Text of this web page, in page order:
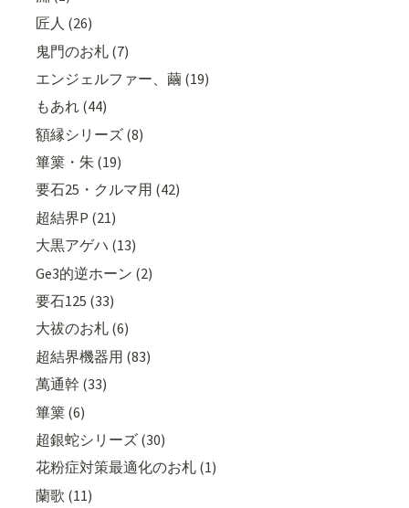
匠人 (26)
鬼門のお札 (7)
エンジェルファー、繭 (19)
もあれ (44)
額縁シリーズ (8)
篳篥・朱 (19)
要石25・クルマ用 (42)
超結界P (21)
大黒アゲハ (13)
Ge3的逆ホーン (2)
要石125 (33)
大祓のお札 (6)
超結界機器用 (83)
萬通幹 (33)
篳篥 (6)
超銀蛇シリーズ (30)
花粉症対策最適化のお札 (1)
蘭歌 (11)